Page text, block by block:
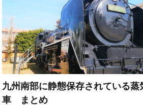
九州南部に静態保存されている蒸
車 まとめ